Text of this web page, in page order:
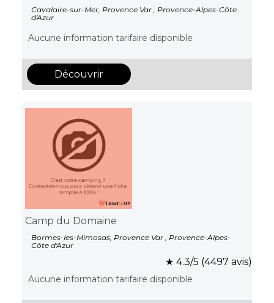
Cavalaire-sur-Mer, Provence Var , Provence-Alpes-Côte
d'Azur
Aucune information tarifaire disponible
Découvrir
Camp du Domaine
Bormes-les-Mimosas, Provence Var , Provence-Alpes-
Côte d'Azur
★ 4.3/5 (4497 avis)
Aucune information tarifaire disponible